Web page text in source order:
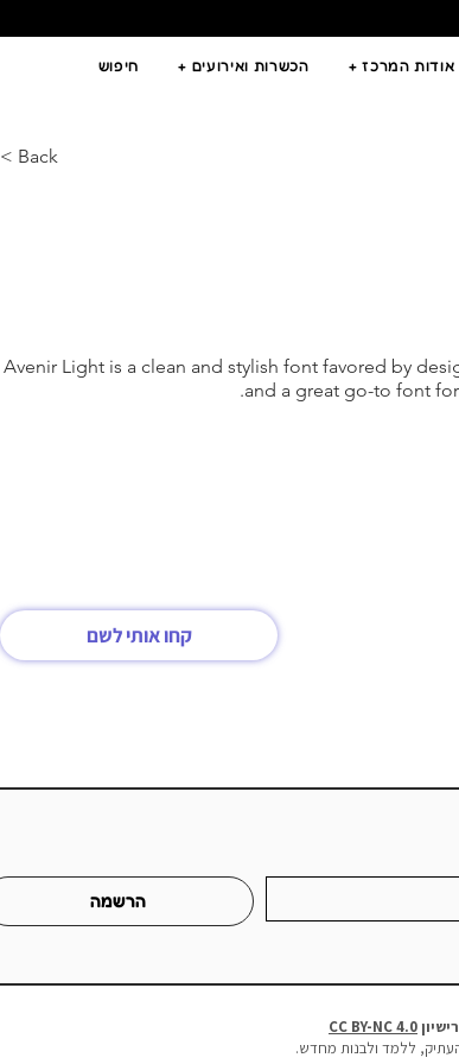
אודות המרכז + הכשרות ואירועים + חיפוש
< Back
Avenir Light is a clean and stylish font favored by
and a great go-to font
קחו אותי לשם
הרשמה
CC BY-NC 4.0
ללמד ולבנות מחדש.